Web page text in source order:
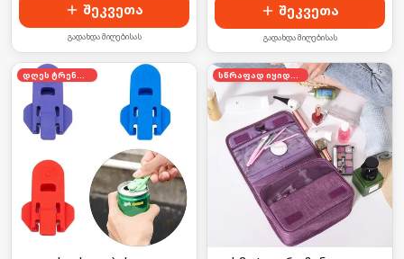
შეკვეთა
გადახდა მიღებისას
შეკვეთა
გადახდა მიღებისას
დღეს ტრენდში სწრაფად იყიდება